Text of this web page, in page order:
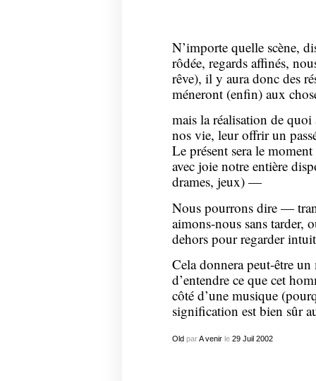
N’importe quelle scène,
rôdée, regards affinés,
rêve), il y aura donc des
méneront (enfin) aux
mais la réalisation de
nos vie, leur offrir un
Le présent sera le
avec joie notre entière
drames, jeux) —
Nous pourrons dire —
aimons-nous sans tarder,
dehors pour regarder
Cela donnera peut-être
d’entendre ce que cet
côté d’une musique
signification est bien sûr
Old parA venirle 29 Juil 2002